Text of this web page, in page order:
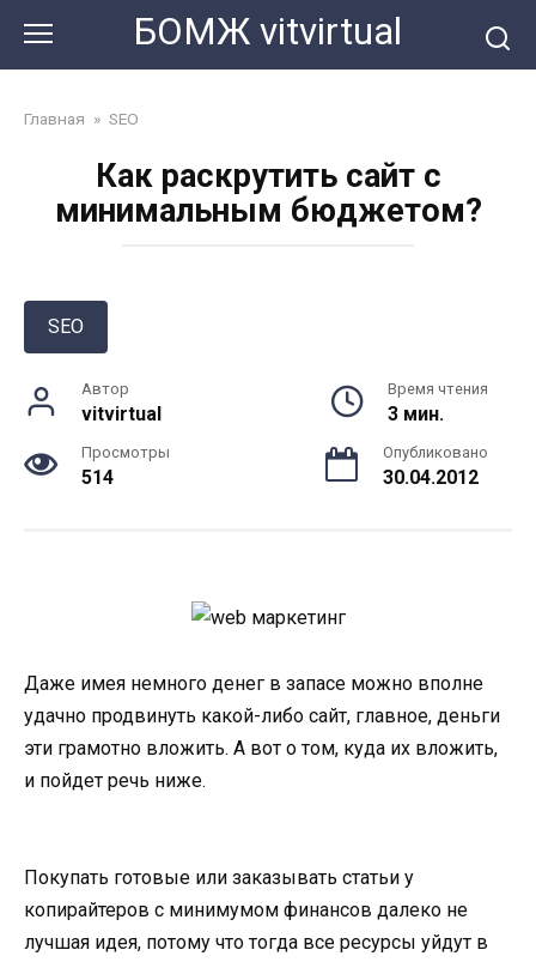
контенту
БОМЖ vitvirtual
Главная » SEO
Как раскрутить сайт с
минимальным бюджетом?
SEO
Автор
vitvirtual
Время чтения
3 мин.
Просмотры
514
Опубликовано
30.04.2012
Даже имея немного денег в запасе можно вполне
удачно продвинуть какой-либо сайт, главное, деньги
эти грамотно вложить. А вот о том, куда их вложить,
и пойдет речь ниже.
Покупать готовые или заказывать статьи у
копирайтеров с минимумом финансов далеко не
лучшая идея, потому что тогда все ресурсы уйдут в